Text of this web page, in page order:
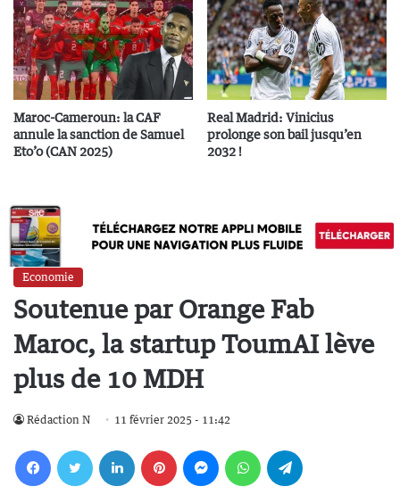
Maroc-Cameroun: la CAF
annule la sanction de Samuel
Eto’o (CAN 2025)
Real Madrid: Vinicius
prolonge son bail jusqu’en
2032 !